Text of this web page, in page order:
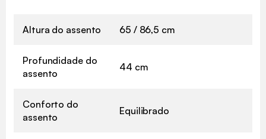
Altura do assento 65 / 86,5 cm
Profundidade do
assento
44 cm
Conforto do
assento
Equilibrado